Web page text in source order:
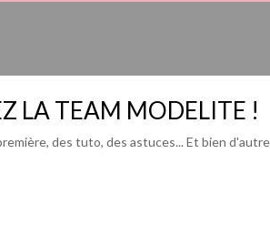
LA TEAM MODELITE !
des tuto, des astuces... Et bien